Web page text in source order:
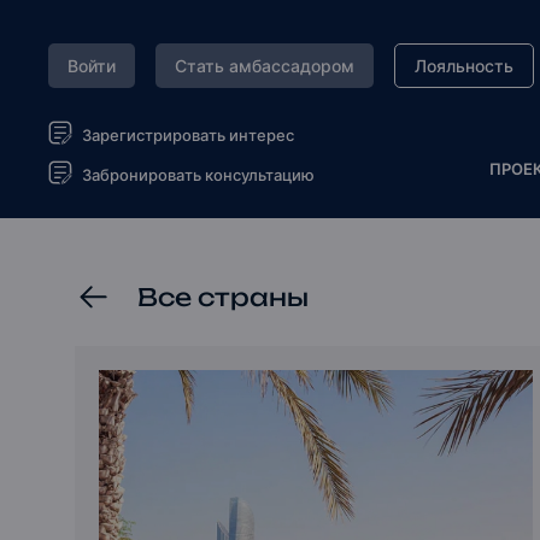
Войти Стать амбассадором Лояльность
Зарегистрировать интерес
Забронировать консультацию
Все страны